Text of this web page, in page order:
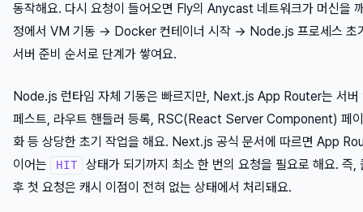
동작해요. 다시 요청이 들어오면 Fly의 Anycast 네트워크가 머신을
정에서 VM 기동 → Docker 컨테이너 시작 → Node.js 프로세스
서버 준비 순서로 단계가 쌓여요.
Node.js 런타임 자체 기동은 빠르지만, Next.js App Router는 서버
페스트, 라우트 핸들러 등록, RSC(React Server Component) 페
화 등 상당한 초기 작업을 해요. Next.js 공식 문서에 따르면 App
이어는
HIT
상태가 되기까지 최소 한 번의 요청을 필요로 해요. 즉,
후 첫 요청은 캐시 이점이 전혀 없는 상태에서 처리돼요.